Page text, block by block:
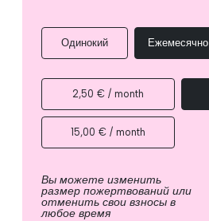
Одинокий Ежемесячно
2,50 € / month
15,00 € / month
Вы можете изменить
размер пожертвований или
отменить свои взносы в
любое время